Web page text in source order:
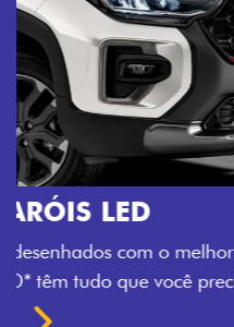
O VERDADEIRO
PORTAS
Todo mundo pode viajar
que conta com cabine